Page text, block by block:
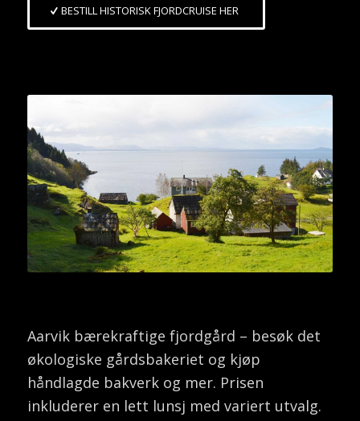
BESTILL HISTORISK FJORDCRUISE HER
Aarvik bærekraftige fjordgård – besøk det
økologiske gårdsbakeriet og kjøp
håndlagde bakverk og mer. Prisen
inkluderer en lett lunsj med variert utvalg.